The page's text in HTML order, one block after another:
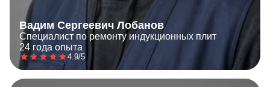
Вадим Сергеевич Лобанов
Специалист по ремонту индукционных плит
24 года опыта
4.9/5